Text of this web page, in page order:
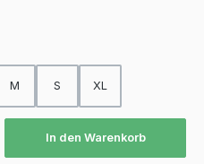
Option ist zurzeit nicht verfügbar.)
M S XL
In den Warenkorb